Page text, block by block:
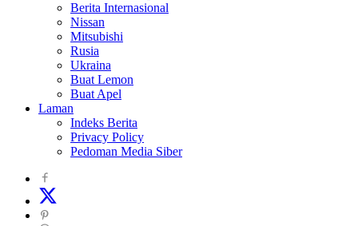
Berita Internasional
Nissan
Mitsubishi
Rusia
Ukraina
Buat Lemon
Buat Apel
Laman
Indeks Berita
Privacy Policy
Pedoman Media Siber